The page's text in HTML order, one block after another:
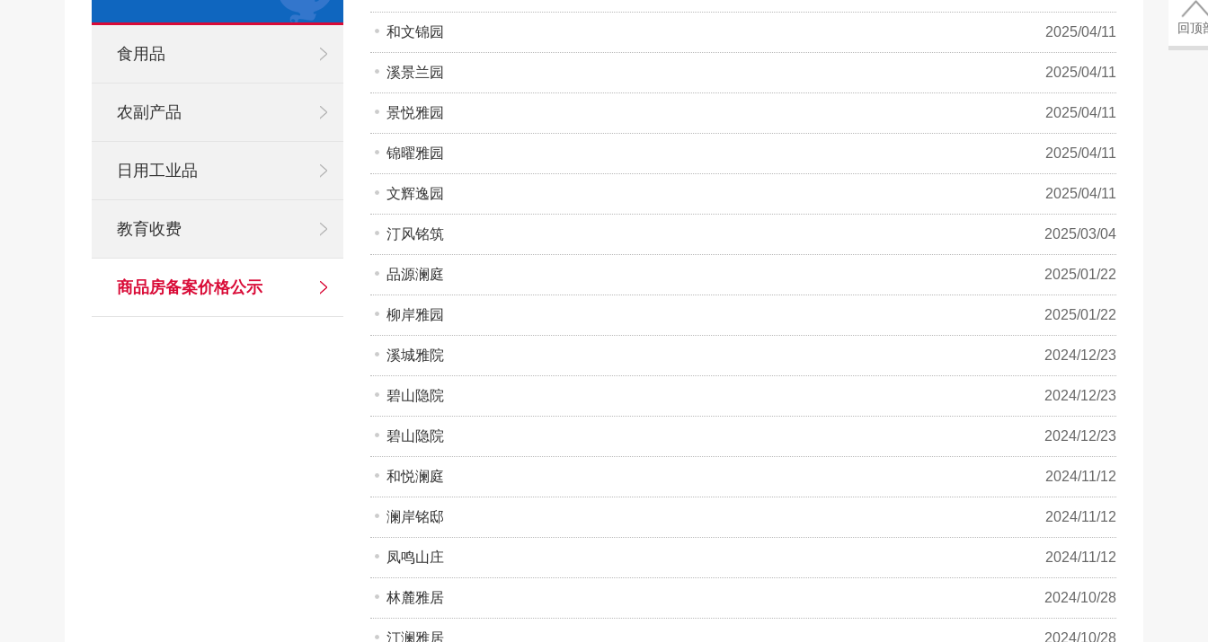
食用品
农副产品
日用工业品
教育收费
商品房备案价格公示
和文锦园 2025/04/11
溪景兰园 2025/04/11
景悦雅园 2025/04/11
锦曜雅园 2025/04/11
文辉逸园 2025/04/11
汀风铭筑 2025/03/04
品源澜庭 2025/01/22
柳岸雅园 2025/01/22
溪城雅院 2024/12/23
碧山隐院 2024/12/23
碧山隐院 2024/12/23
和悦澜庭 2024/11/12
澜岸铭邸 2024/11/12
凤鸣山庄 2024/11/12
林麓雅居 2024/10/28
汀澜雅居 2024/10/28
回顶